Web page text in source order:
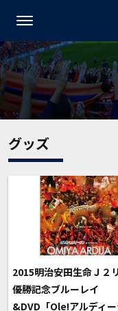
グッズ
2015明治安田生命Ｊ２
優勝記念ブルーレイ
&DVD「Ole!アルディー